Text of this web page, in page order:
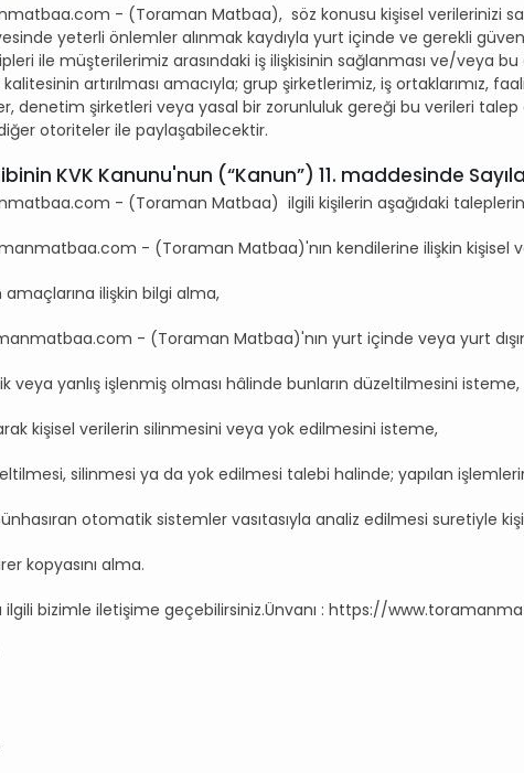
- (Toraman Matbaa), söz konusu kişisel verilerinizi
yeterli önlemler alınmak kaydıyla yurt içinde ve gerekli
ile müşterilerimiz arasındaki iş ilişkisinin sağlanması ve/veya
artırılması amacıyla; grup şirketlerimiz, iş
denetim şirketleri veya yasal bir zorunluluk gereği bu verileri talep
otoriteler ile paylaşabilecektir.
KVK Kanunu'nun (“Kanun”) 11. maddesinde
- (Toraman Matbaa) ilgili kişilerin aşağıdaki
- (Toraman Matbaa)'nın kendilerine ilişkin kişisel
ilişkin bilgi alma,
- (Toraman Matbaa)'nın yurt içinde veya yurt
veya yanlış işlenmiş olması hâlinde bunların düzeltilmesini isteme,
kişisel verilerin silinmesini veya yok edilmesini isteme,
silinmesi ya da yok edilmesi talebi halinde; yapılan
otomatik sistemler vasıtasıyla analiz edilmesi suretiyle
kopyasını alma.
ilgili bizimle iletişime geçebilirsiniz.Ünvanı : https://